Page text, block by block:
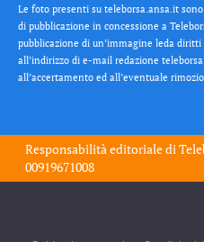
Le foto presenti su teleborsa.ansa.it
di pubblicazione in concessione a
pubblicazione di un’immagine leda
all’indirizzo di e-mail redazione
all’accertamento ed all’eventuale
Responsabilità editoriale di
00919671008